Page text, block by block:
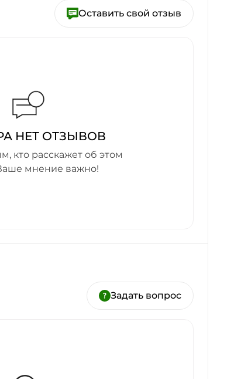
Оставить свой отзыв
НЕТ ОТЗЫВОВ
кто расскажет об этом
мнение важно!
Задать вопрос